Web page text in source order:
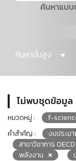
ค้นหาแบ
ค้นหาขั้นสูง
ไม่พบชุดข้อมูล
หมวดหมู่ :
f-
คำสำคัญ :
งบประม
สาขาวิชาการ OECD
พลังงาน